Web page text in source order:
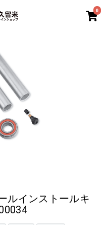
0
ルインストールキ